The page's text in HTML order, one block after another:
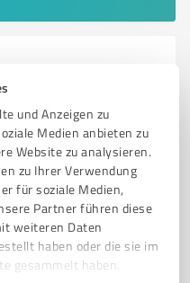
und Anzeigen zu
Medien anbieten zu
Website zu analysieren.
zu Ihrer Verwendung
für soziale Medien,
Partner führen diese
weiteren Daten
haben oder die sie im
gesammelt haben.
und Gutachten
MARKGRÖNINGEN
STANDORTANALYSE
HÄUSER
KUNDENSERVICE